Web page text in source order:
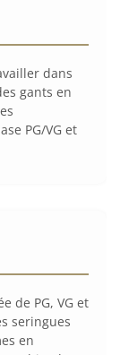
dans
gants en
PG/VG et
de PG, VG et
seringues
en